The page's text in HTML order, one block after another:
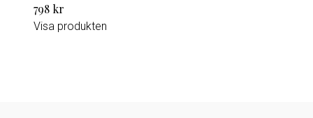
798 kr
Visa produkten